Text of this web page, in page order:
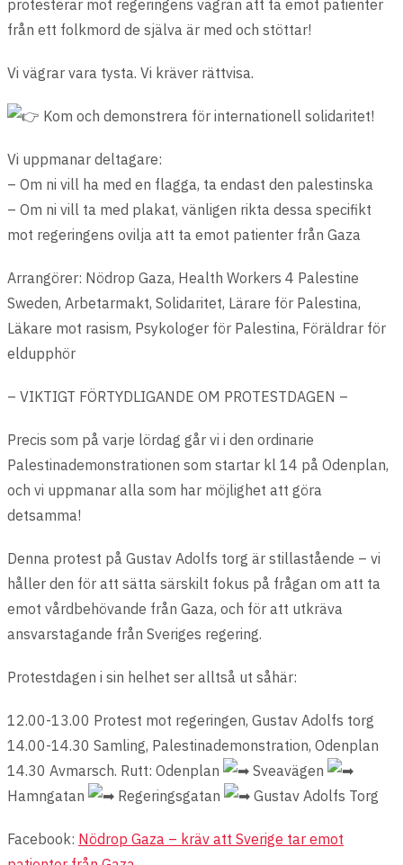
protesterar mot regeringens vägran att ta emot patienter
från ett folkmord de själva är med och stöttar!
Vi vägrar vara tysta. Vi kräver rättvisa.
Kom och demonstrera för internationell solidaritet!
Vi uppmanar deltagare:
– Om ni vill ha med en flagga, ta endast den palestinska
– Om ni vill ta med plakat, vänligen rikta dessa specifikt
mot regeringens ovilja att ta emot patienter från Gaza
Arrangörer: Nödrop Gaza, Health Workers 4 Palestine
Sweden, Arbetarmakt, Solidaritet, Lärare för Palestina,
Läkare mot rasism, Psykologer för Palestina, Föräldrar för
eldupphör
– VIKTIGT FÖRTYDLIGANDE OM PROTESTDAGEN –
Precis som på varje lördag går vi i den ordinarie
Palestinademonstrationen som startar kl 14 på Odenplan,
och vi uppmanar alla som har möjlighet att göra
detsamma!
Denna protest på Gustav Adolfs torg är stillastående – vi
håller den för att sätta särskilt fokus på frågan om att ta
emot vårdbehövande från Gaza, och för att utkräva
ansvarstagande från Sveriges regering.
Protestdagen i sin helhet ser alltså ut såhär:
12.00-13.00 Protest mot regeringen, Gustav Adolfs torg
14.00-14.30 Samling, Palestinademonstration, Odenplan
14.30 Avmarsch. Rutt: Odenplan
Sveavägen
Hamngatan
Regeringsgatan Gustav Adolfs Torg
Facebook: Nödrop Gaza – kräv att Sverige tar emot